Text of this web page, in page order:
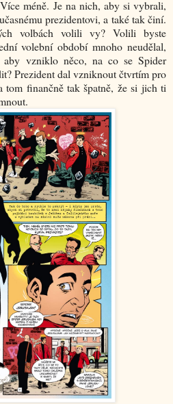
méně. Je na nich, aby si vybrali,
prezidentovi, a také tak činí.
volbách volili vy? Volili byste
volební období mnoho neudělal,
aby vzniklo něco, na co se Spider
Prezident dal vzniknout čtvrtím pro
finančně tak špatně, že si jich ti